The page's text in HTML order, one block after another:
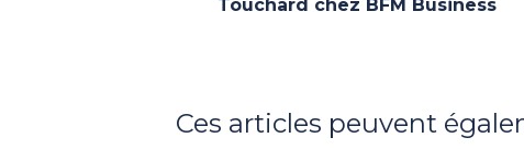
Touchard chez BFM Business
Ces articles peuvent